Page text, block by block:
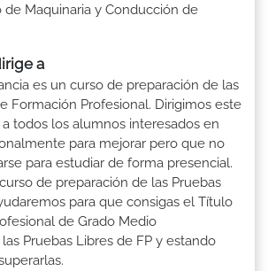
Maquinaria y Conducción de
a
es un curso de preparación de las
Formación Profesional. Dirigimos este
todos los alumnos interesados en
para mejorar pero que no
para estudiar de forma presencial.
de preparación de las Pruebas
para que consigas el Título
de Grado Medio
Pruebas Libres de FP y estando